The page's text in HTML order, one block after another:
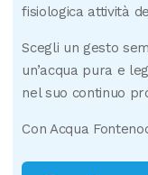
fisiologica attività
Scegli un gesto
un’acqua pura e
nel suo continuo
Con Acqua